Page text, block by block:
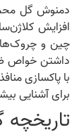
دمنوش گل
افزایش
چین و
داشتن خواص
با پاکسازی
برای آشنایی